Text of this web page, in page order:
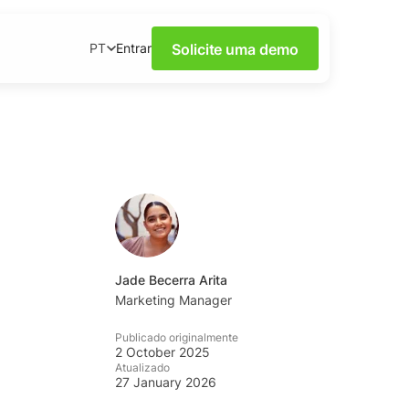
sobre redes sociais,
prático disponível
PT Entrar Solicite uma demo
Jade Becerra Arita
Marketing Manager
Publicado originalmente
2 October 2025
Atualizado
27 January 2026